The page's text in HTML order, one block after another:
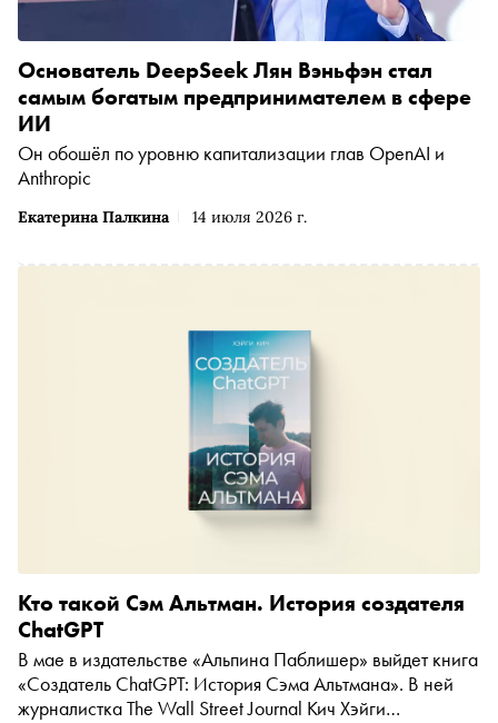
Екатерина Палкина 14 июля 2026 г.
Основатель DeepSeek Лян Вэньфэн стал
самым богатым предпринимателем в сфере
ИИ
Он обошёл по уровню капитализации глав OpenAI и
Anthropic
Кто такой Сэм Альтман. История создателя
ChatGPT
В мае в издательстве «Альпина Паблишер» выйдет книга
«Создатель ChatGPT: История Сэма Альтмана». В ней
журналистка The Wall Street Journal Кич Хэйги